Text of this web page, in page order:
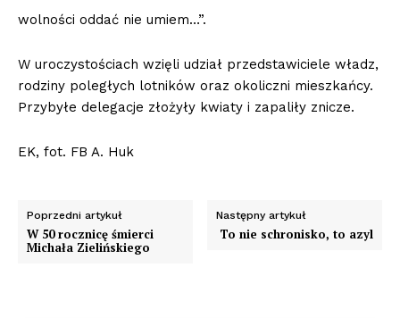
wolności oddać nie umiem…”.
W uroczystościach wzięli udział przedstawiciele władz,
rodziny poległych lotników oraz okoliczni mieszkańcy.
Przybyłe delegacje złożyły kwiaty i zapaliły znicze.
EK, fot. FB A. Huk
Poprzedni artykuł
W 50 rocznicę śmierci
Michała Zielińskiego
Następny artykuł
To nie schronisko, to azyl